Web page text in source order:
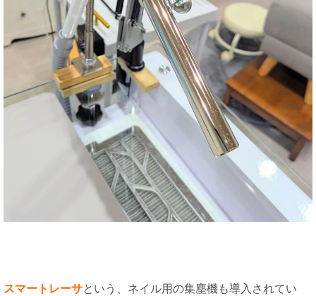
スマートレーサという、ネイル用の集塵機も導入されてい